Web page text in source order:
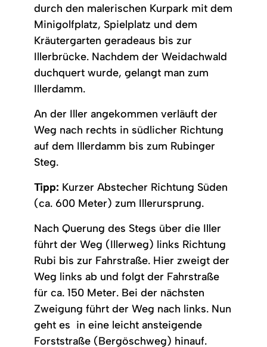
durch den malerischen Kurpark mit dem
Minigolfplatz, Spielplatz und dem
Kräutergarten geradeaus bis zur
Illerbrücke. Nachdem der Weidachwald
duchquert wurde, gelangt man zum
Illerdamm.
An der Iller angekommen verläuft der
Weg nach rechts in südlicher Richtung
auf dem Illerdamm bis zum Rubinger
Steg.
Tipp: Kurzer Abstecher Richtung Süden
(ca. 600 Meter) zum Illerursprung.
Nach Querung des Stegs über die Iller
führt der Weg (Illerweg) links Richtung
Rubi bis zur Fahrstraße. Hier zweigt der
Weg links ab und folgt der Fahrstraße
für ca. 150 Meter. Bei der nächsten
Zweigung führt der Weg nach links. Nun
geht es in eine leicht ansteigende
Forststraße (Bergöschweg) hinauf.